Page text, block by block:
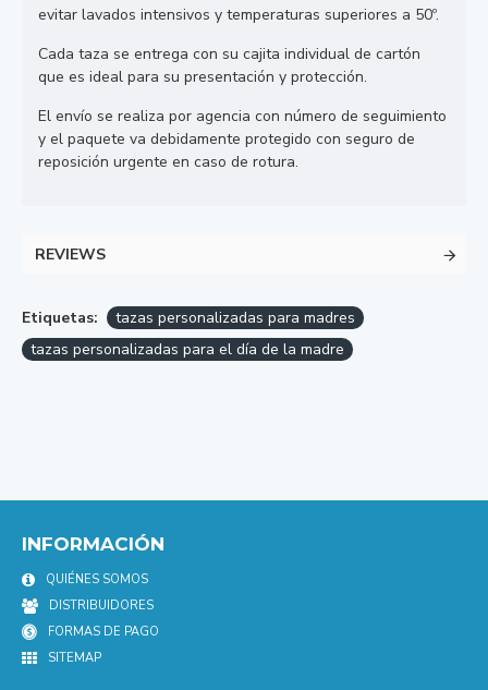
evitar lavados intensivos y temperaturas superiores a 50º.
Cada taza se entrega con su cajita individual de cartón
que es ideal para su presentación y protección.
El envío se realiza por agencia con número de seguimiento
y el paquete va debidamente protegido con seguro de
reposición urgente en caso de rotura.
REVIEWS
Etiquetas:
tazas personalizadas para madres
tazas personalizadas para el día de la madre
INFORMACIÓN
QUIÉNES SOMOS
DISTRIBUIDORES
FORMAS DE PAGO
SITEMAP